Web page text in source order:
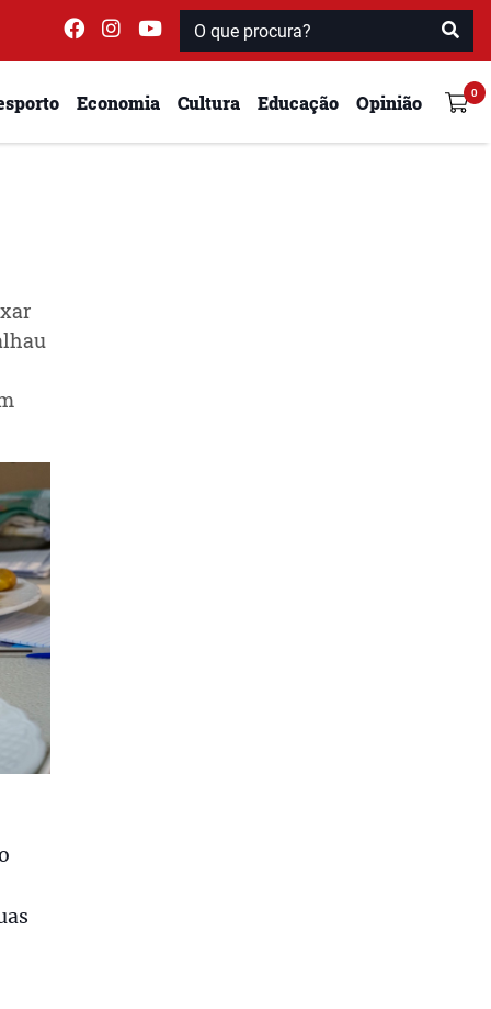
Economia Cultura Educação Opinião